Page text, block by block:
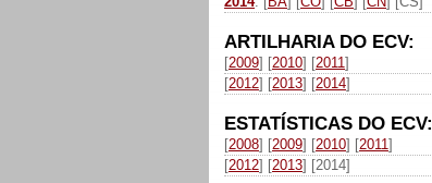
ARTILHARIA DO ECV:
[2009] [2010] [2011]
[2012] [2013] [2014]
ESTATÍSTICAS DO ECV:
[2008] [2009] [2010] [2011]
[2012] [2013] [2014]